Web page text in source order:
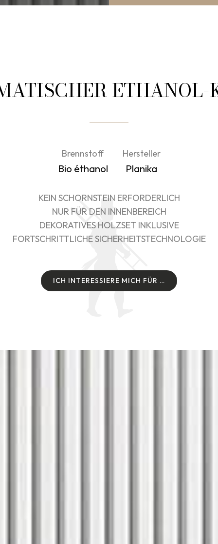
Brennstoff
Bio éthanol
Hersteller
Planika
KEIN SCHORNSTEIN ERFORDERLICH
NUR FÜR DEN INNENBEREICH
DEKORATIVES HOLZSET INKLUSIVE
FORTSCHRITTLICHE SICHERHEITSTECHNOLOGIE
ICH INTERESSIERE MICH FÜR …
ICH INTERESSIERE MICH FÜR …